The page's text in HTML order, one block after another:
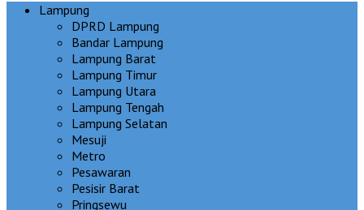
Lampung
DPRD Lampung
Bandar Lampung
Lampung Barat
Lampung Timur
Lampung Utara
Lampung Tengah
Lampung Selatan
Mesuji
Metro
Pesawaran
Pesisir Barat
Pringsewu